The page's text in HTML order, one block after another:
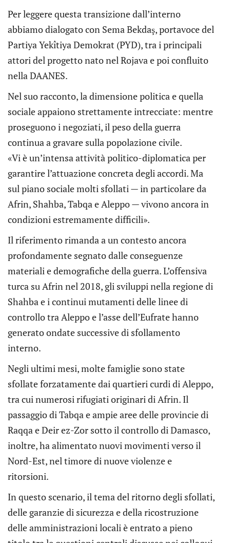
Per leggere questa transizione dall’interno
abbiamo dialogato con Sema Bekdaş, portavoce del
Partiya Yekîtiya Demokrat (PYD), tra i principali
attori del progetto nato nel Rojava e poi confluito
nella DAANES.
Nel suo racconto, la dimensione politica e quella
sociale appaiono strettamente intrecciate: mentre
proseguono i negoziati, il peso della guerra
continua a gravare sulla popolazione civile.
«Vi è un’intensa attività politico-diplomatica per
garantire l’attuazione concreta degli accordi. Ma
sul piano sociale molti sfollati — in particolare da
Afrin, Shahba, Tabqa e Aleppo — vivono ancora in
condizioni estremamente difficili».
Il riferimento rimanda a un contesto ancora
profondamente segnato dalle conseguenze
materiali e demografiche della guerra. L’offensiva
turca su Afrin nel 2018, gli sviluppi nella regione di
Shahba e i continui mutamenti delle linee di
controllo tra Aleppo e l’asse dell’Eufrate hanno
generato ondate successive di sfollamento
interno.
Negli ultimi mesi, molte famiglie sono state
sfollate forzatamente dai quartieri curdi di Aleppo,
tra cui numerosi rifugiati originari di Afrin. Il
passaggio di Tabqa e ampie aree delle provincie di
Raqqa e Deir ez-Zor sotto il controllo di Damasco,
inoltre, ha alimentato nuovi movimenti verso il
Nord-Est, nel timore di nuove violenze e
ritorsioni.
In questo scenario, il tema del ritorno degli sfollati,
delle garanzie di sicurezza e della ricostruzione
delle amministrazioni locali è entrato a pieno